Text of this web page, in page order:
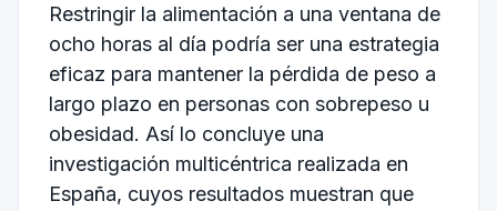
Restringir la alimentación a una ventana de
ocho horas al día podría ser una estrategia
eficaz para mantener la pérdida de peso a
largo plazo en personas con sobrepeso u
obesidad. Así lo concluye una
investigación multicéntrica realizada en
España, cuyos resultados muestran que